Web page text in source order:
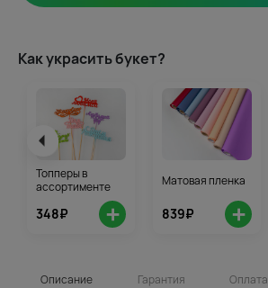
Как украсить букет?
Топперы в
ассортименте
348₽ +
Матовая пленка
839₽ +
Описание Гарантия Оплата